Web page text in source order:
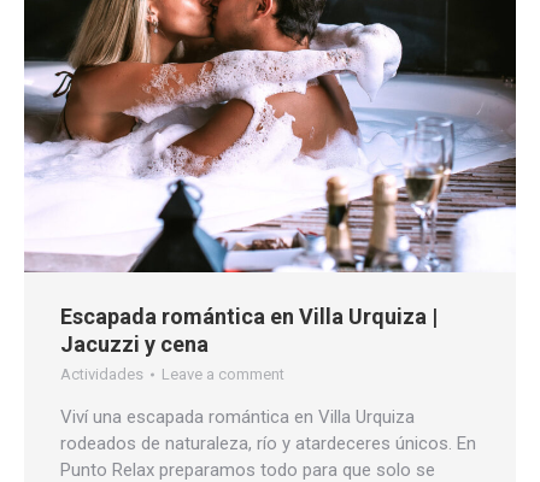
Escapada romántica en Villa Urquiza |
Jacuzzi y cena
Actividades Leave a comment
Viví una escapada romántica en Villa Urquiza
rodeados de naturaleza, río y atardeceres únicos. En
Punto Relax preparamos todo para que solo se